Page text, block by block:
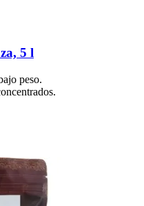
5 l
peso.